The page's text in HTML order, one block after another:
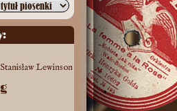
Lewinson
Wiński, Ben-Levi,